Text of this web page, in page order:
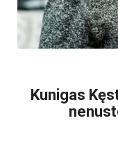
Kunigas